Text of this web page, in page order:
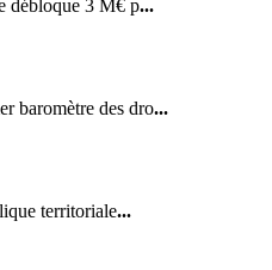
débloque 3 M€ p...
baromètre des dro...
territoriale...